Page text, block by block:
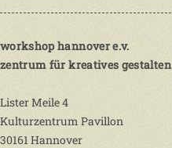
workshop hannover e.v.
zentrum für kreatives gestalten
Lister Meile 4
Kulturzentrum Pavillon
30161 Hannover